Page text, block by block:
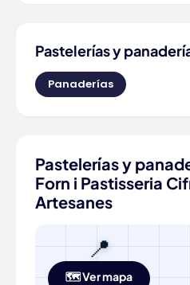
Pastelerías y
Panaderías
Pastelerías y
Forn i Pastisseria
Artesanes
📍
🗺️ Ver mapa